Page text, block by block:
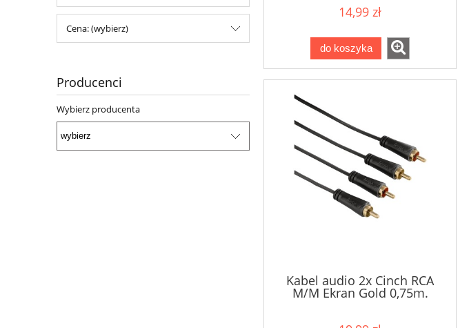
Cena: (wybierz)
Producenci
Wybierz producenta
14,99 zł
do koszyka
Kabel audio 2x Cinch RCA
M/M Ekran Gold 0,75m.